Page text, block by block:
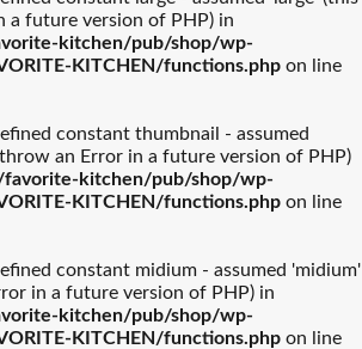
future version of PHP) in
kitchen/pub/shop/wp-
KITCHEN/functions.php on line
constant thumbnail - assumed
an Error in a future version of PHP)
kitchen/pub/shop/wp-
KITCHEN/functions.php on line
constant midium - assumed 'midium'
in a future version of PHP) in
kitchen/pub/shop/wp-
KITCHEN/functions.php on line